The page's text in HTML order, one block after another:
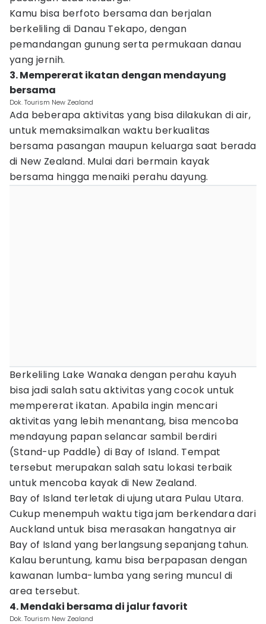
Kamu bisa berfoto bersama dan berjalan
berkeliling di Danau Tekapo, dengan
pemandangan gunung serta permukaan danau
yang jernih.
3. Mempererat ikatan dengan mendayung
bersama
Dok. Tourism New Zealand
Ada beberapa aktivitas yang bisa dilakukan di air,
untuk memaksimalkan waktu berkualitas
bersama pasangan maupun keluarga saat berada
di New Zealand. Mulai dari bermain kayak
bersama hingga menaiki perahu dayung.
Berkeliling Lake Wanaka dengan perahu kayuh
bisa jadi salah satu aktivitas yang cocok untuk
mempererat ikatan. Apabila ingin mencari
aktivitas yang lebih menantang, bisa mencoba
mendayung papan selancar sambil berdiri
(Stand-up Paddle) di Bay of Island. Tempat
tersebut merupakan salah satu lokasi terbaik
untuk mencoba kayak di New Zealand.
Bay of Island terletak di ujung utara Pulau Utara.
Cukup menempuh waktu tiga jam berkendara dari
Auckland untuk bisa merasakan hangatnya air
Bay of Island yang berlangsung sepanjang tahun.
Kalau beruntung, kamu bisa berpapasan dengan
kawanan lumba-lumba yang sering muncul di
area tersebut.
4. Mendaki bersama di jalur favorit
Dok. Tourism New Zealand